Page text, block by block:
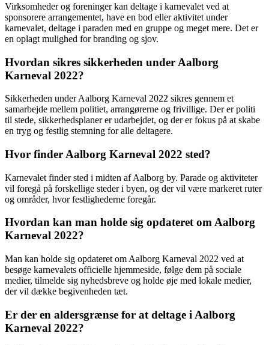
Virksomheder og foreninger kan deltage i karnevalet ved at
sponsorere arrangementet, have en bod eller aktivitet under
karnevalet, deltage i paraden med en gruppe og meget mere. Det er
en oplagt mulighed for branding og sjov.
Hvordan sikres sikkerheden under Aalborg
Karneval 2022?
Sikkerheden under Aalborg Karneval 2022 sikres gennem et
samarbejde mellem politiet, arrangørerne og frivillige. Der er politi
til stede, sikkerhedsplaner er udarbejdet, og der er fokus på at skabe
en tryg og festlig stemning for alle deltagere.
Hvor finder Aalborg Karneval 2022 sted?
Karnevalet finder sted i midten af Aalborg by. Parade og aktiviteter
vil foregå på forskellige steder i byen, og der vil være markeret ruter
og områder, hvor festlighederne foregår.
Hvordan kan man holde sig opdateret om Aalborg
Karneval 2022?
Man kan holde sig opdateret om Aalborg Karneval 2022 ved at
besøge karnevalets officielle hjemmeside, følge dem på sociale
medier, tilmelde sig nyhedsbreve og holde øje med lokale medier,
der vil dække begivenheden tæt.
Er der en aldersgrænse for at deltage i Aalborg
Karneval 2022?